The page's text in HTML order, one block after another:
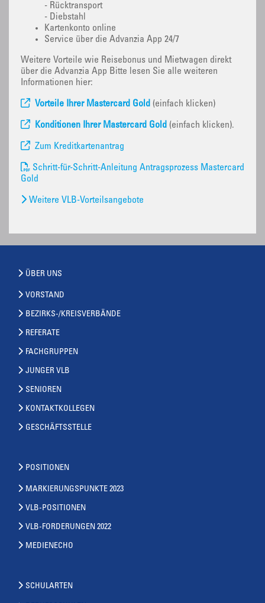
- Rücktransport
- Diebstahl
Kartenkonto online
Service über die Advanzia App 24/7
Weitere Vorteile wie Reisebonus und Mietwagen direkt
über die Advanzia App Bitte lesen Sie alle weiteren
Informationen hier:
Vorteile Ihrer Mastercard Gold (einfach klicken)
Konditionen Ihrer Mastercard Gold (einfach klicken).
Zum Kreditkartenantrag
Schritt-für-Schritt-Anleitung Antragsprozess Mastercard
Gold
Weitere VLB-Vorteilsangebote
ÜBER UNS
VORSTAND
BEZIRKS-/KREISVERBÄNDE
REFERATE
FACHGRUPPEN
JUNGER VLB
SENIOREN
KONTAKTKOLLEGEN
GESCHÄFTSSTELLE
POSITIONEN
MARKIERUNGSPUNKTE 2023
VLB-POSITIONEN
VLB-FORDERUNGEN 2022
MEDIENECHO
SCHULARTEN